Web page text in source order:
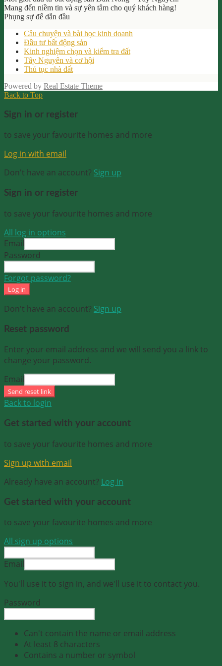
Mang đến niềm tin và sự yên tâm cho quý khách hàng!
Phụng sự để dẫn đầu
Câu chuyện và bài học kinh doanh
Đầu tư bất động sản
Kinh nghiệm chọn và kiểm tra đất
Tây Nguyên và cơ hội
Thủ tục nhà đất
Powered by Real Estate Theme
Back to Top
Sign in or register
to save your favourite homes and more
Log in with email
Don't have an account? Sign up
Sign in or register
to save your favourite homes and more
All log in options
Email
Password
Forgot password?
Log in
Don't have an account? Sign up
Reset password
Enter your email address and we will send you a link to
change your password.
Email
Send reset link
Back to login
Get started with your account
to save your favourite homes and more
Sign up with email
Already have an account? Log in
Get started with your account
to save your favourite homes and more
All sign up options
Email
You'll use it to sign in, and we'll use it to contact you.
Password
Can't contain the name or email address
At least 8 characters
Contains a number or symbol